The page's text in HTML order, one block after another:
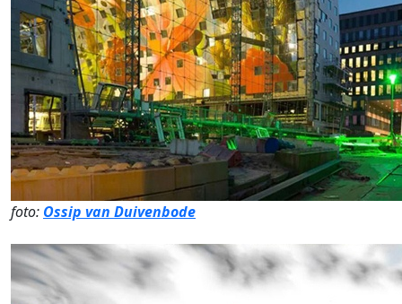
foto: Ossip van Duivenbode